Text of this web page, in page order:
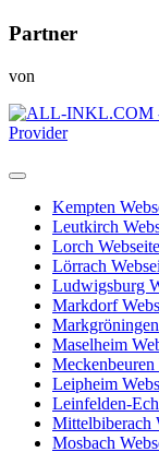
Partner
von
Kempten
Leutkirch
Lorch
Lörrach
Ludwigsburg
Markdorf
Maselheim
Meckenbeuren
Leipheim
Leinfelden-
Mittelbiberach
Mosbach